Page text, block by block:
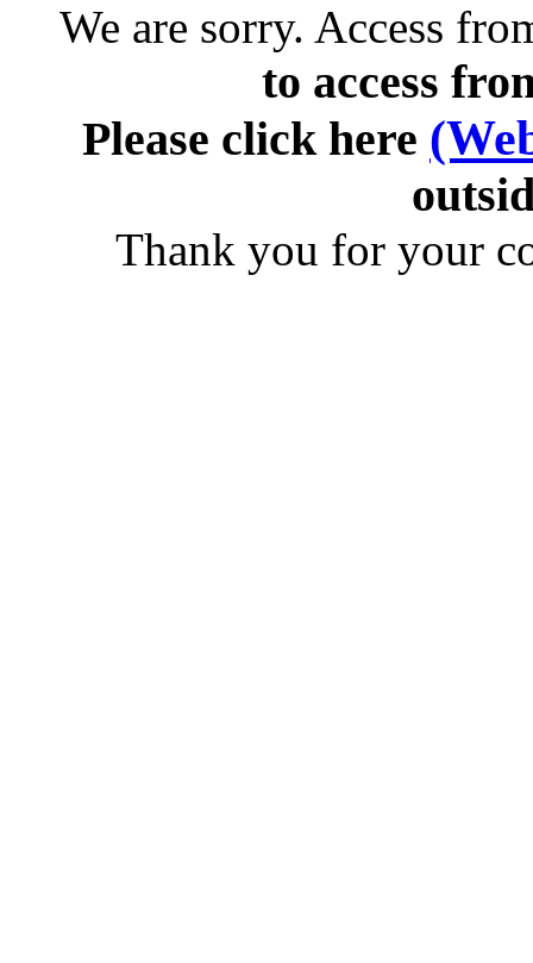
We are sorry. Access
to access
Please click here
Thank you for your